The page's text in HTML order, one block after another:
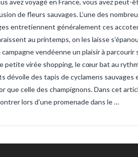
avez voyagé en France, vous avez
de fleurs sauvages. L’une des
entretiennent généralement ces
au printemps, on les laisse
campagne vendéenne un plaisir à
petite virée shopping, le cœur bat au
dévoile des tapis de cyclamens
que celle des champignons. Dans cet
lors d’une promenade dans le …